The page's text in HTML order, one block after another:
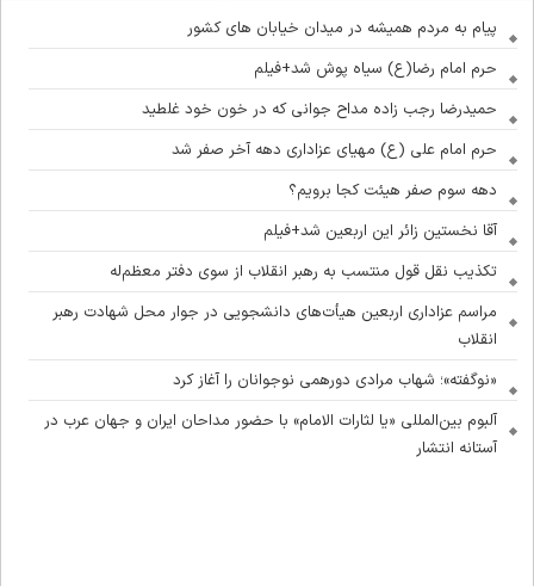
پیام به مردم همیشه در میدان خیابان های کشور
حرم امام رضا(ع) سیاه پوش شد+فیلم
حمیدرضا رجب زاده مداح جوانی که در خون خود غلطید
حرم امام علی (ع) مهیای عزاداری دهه آخر صفر شد
دهه سوم صفر هیئت کجا برویم؟
آقا نخستین زائر این اربعین شد+فیلم
تکذیب نقل قول منتسب به رهبر انقلاب از سوی دفتر معظم‌له
مراسم عزاداری اربعین هیأت‌های دانشجویی در جوار محل شهادت رهبر
انقلاب
«نوگفته»؛ شهاب مرادی دورهمی نوجوانان را آغاز کرد
آلبوم بین‌المللی «یا لثارات الامام» با حضور مداحان ایران و جهان عرب در
آستانه انتشار